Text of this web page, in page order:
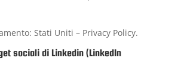
Stati Uniti – Privacy Policy.
sociali di Linkedin (LinkedIn